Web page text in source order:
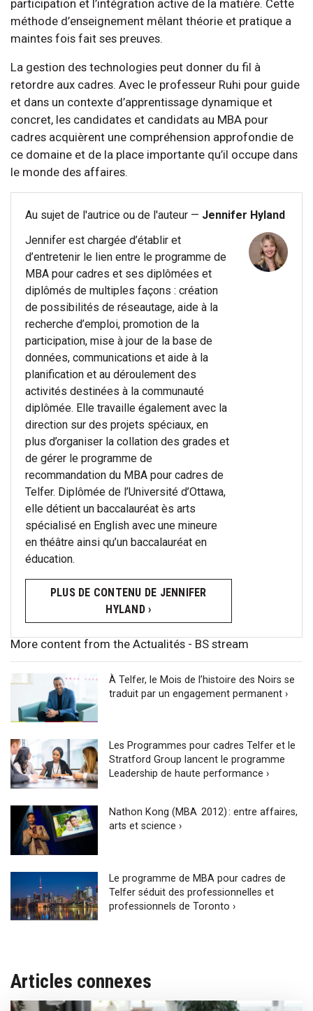
participation et l’intégration active de la matière. Cette
méthode d’enseignement mêlant théorie et pratique a
maintes fois fait ses preuves.
La gestion des technologies peut donner du fil à
retordre aux cadres. Avec le professeur Ruhi pour guide
et dans un contexte d’apprentissage dynamique et
concret, les candidates et candidats au MBA pour
cadres acquièrent une compréhension approfondie de
ce domaine et de la place importante qu’il occupe dans
le monde des affaires.
Au sujet de l'autrice ou de l'auteur — Jennifer Hyland
Jennifer est chargée d’établir et
d’entretenir le lien entre le programme de
MBA pour cadres et ses diplômées et
diplômés de multiples façons : création
de possibilités de réseautage, aide à la
recherche d’emploi, promotion de la
participation, mise à jour de la base de
données, communications et aide à la
planification et au déroulement des
activités destinées à la communauté
diplômée. Elle travaille également avec la
direction sur des projets spéciaux, en
plus d’organiser la collation des grades et
de gérer le programme de
recommandation du MBA pour cadres de
Telfer. Diplômée de l’Université d’Ottawa,
elle détient un baccalauréat ès arts
spécialisé en English avec une mineure
en théâtre ainsi qu’un baccalauréat en
éducation.
PLUS DE CONTENU DE JENNIFER
HYLAND ›
More content from the Actualités - BS stream
À Telfer, le Mois de l’histoire des Noirs se
traduit par un engagement permanent ›
Les Programmes pour cadres Telfer et le
Stratford Group lancent le programme
Leadership de haute performance ›
Nathon Kong (MBA 2012) : entre affaires,
arts et science ›
Le programme de MBA pour cadres de
Telfer séduit des professionnelles et
professionnels de Toronto ›
Articles connexes